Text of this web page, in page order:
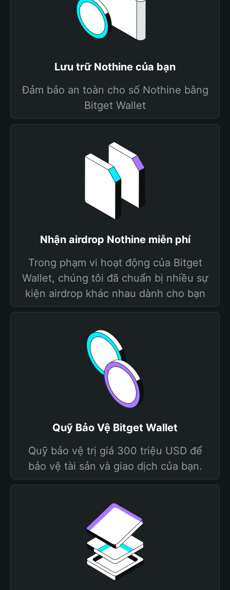
Lưu trữ Nothine của bạn
Đảm bảo an toàn cho số Nothine bằng
Bitget Wallet
Nhận airdrop Nothine miễn phí
Trong phạm vi hoạt động của Bitget
Wallet, chúng tôi đã chuẩn bị nhiều sự
kiện airdrop khác nhau dành cho bạn
Quỹ Bảo Vệ Bitget Wallet
Quỹ bảo vệ trị giá 300 triệu USD để
bảo vệ tài sản và giao dịch của bạn.